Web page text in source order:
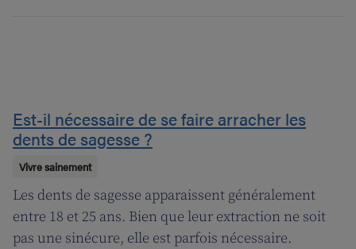
Est-il nécessaire de se faire arracher les
dents de sagesse ?
Vivre sainement
Les dents de sagesse apparaissent généralement
entre 18 et 25 ans. Bien que leur extraction ne soit
pas une sinécure, elle est parfois nécessaire.